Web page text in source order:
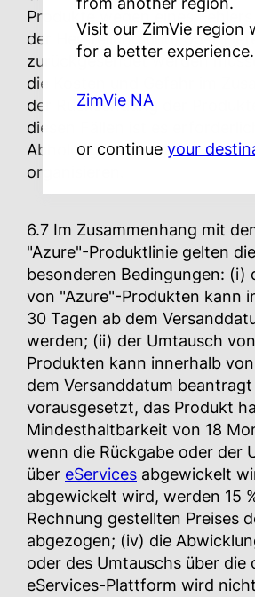
Produkte wegen eines Fehlers
der Herstellung und/ oder
zurückgesendet werden
die Kosten und Gefahr im
der Rücksendung der
diesen Fällen ist es
Abholung der Produkte
organisieren.
6.7 Im Zusammenhang mit
"Azure"-Produktlinie gelten
besonderen Bedingungen: (i)
von "Azure"-Produkten kann
30 Tagen ab dem
werden; (ii) der Umtausch
Produkten kann innerhalb
dem Versanddatum
vorausgesetzt, das Produkt
Mindesthaltbarkeit von 18
wenn die Rückgabe oder der
über eServices abgewickelt
abgewickelt wird, werden 15
Rechnung gestellten Preises
abgezogen; (iv) die
oder des Umtauschs über die
eServices-Plattform wird
Visit our ZimVie region
for a better experience.
ZimVie NA
or continueyour